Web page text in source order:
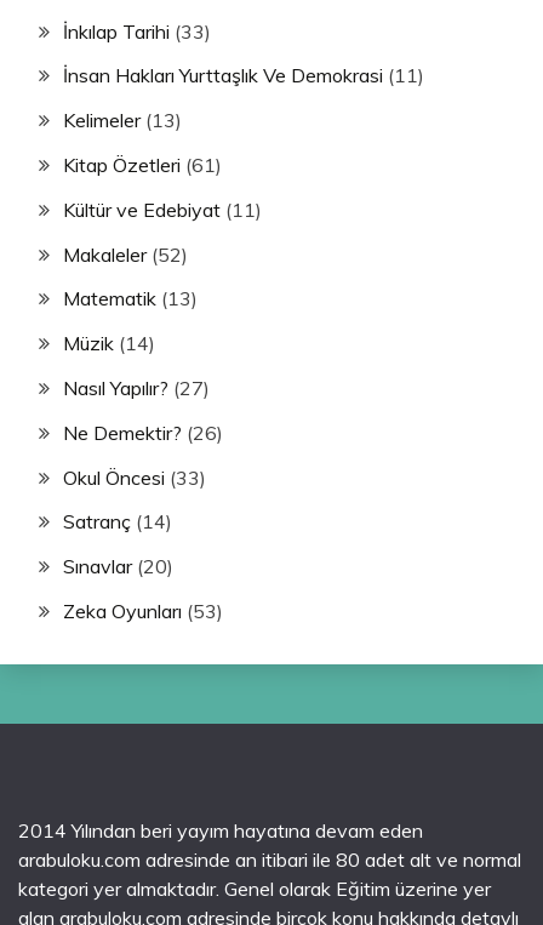
İnkılap Tarihi (33)
İnsan Hakları Yurttaşlık Ve Demokrasi (11)
Kelimeler(13)
Kitap Özetleri (61)
Kültür ve Edebiyat (11)
Makaleler(52)
Matematik (13)
Müzik (14)
Nasıl Yapılır? (27)
Ne Demektir? (26)
Okul Öncesi (33)
Satranç (14)
Sınavlar(20)
Zeka Oyunları (53)
2014 Yılından beri yayım hayatına devam eden
arabuloku.com adresinde an itibari ile 80 adet alt ve normal
kategori yer almaktadır. Genel olarak Eğitim üzerine yer
alan arabuloku.com adresinde birçok konu hakkında detaylı